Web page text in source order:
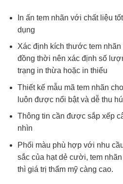
In ấn tem nhãn với chất liệu
dụng
Xác định kích thước tem
đồng thời nên xác định số
trạng in thừa hoặc in thiếu
Thiết kế mẫu mã tem nhãn
luôn được nổi bật và dễ thu
Thông tin cần được sắp xếp
nhìn
Phối màu phù hợp với nhu
sắc của hạt dẻ cười, tem
thì giá trị thẩm mỹ càng cao.